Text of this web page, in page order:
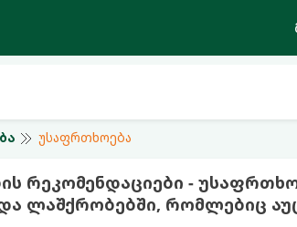
უსაფრთხოება
რეკომენდაციები -
ლაშქრობებში, რომლებიც